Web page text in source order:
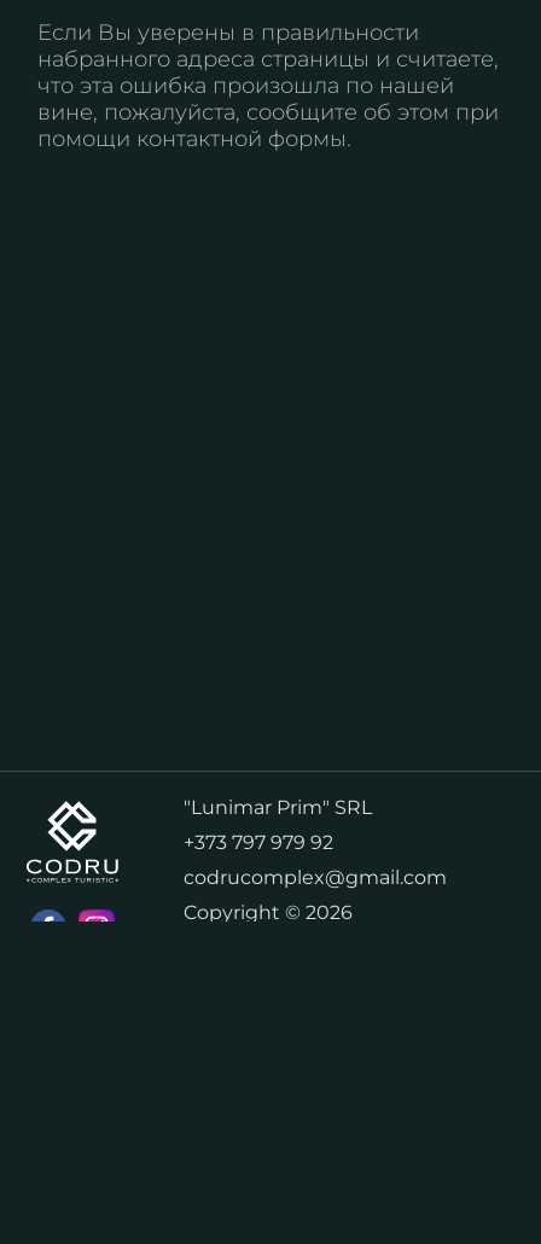
Если Вы уверены в правильности
набранного адреса страницы и считаете,
что эта ошибка произошла по нашей
вине, пожалуйста, сообщите об этом при
помощи контактной формы.
"Lunimar Prim" SRL
+373 797 979 92
codrucomplex@gmail.com
Copyright © 2026